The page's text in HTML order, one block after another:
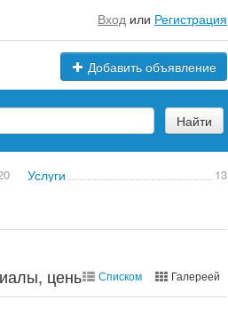
Вход или Регистрация
Добавить объявление
Найти
Услуги 13
цены, марки
Списком Галереей